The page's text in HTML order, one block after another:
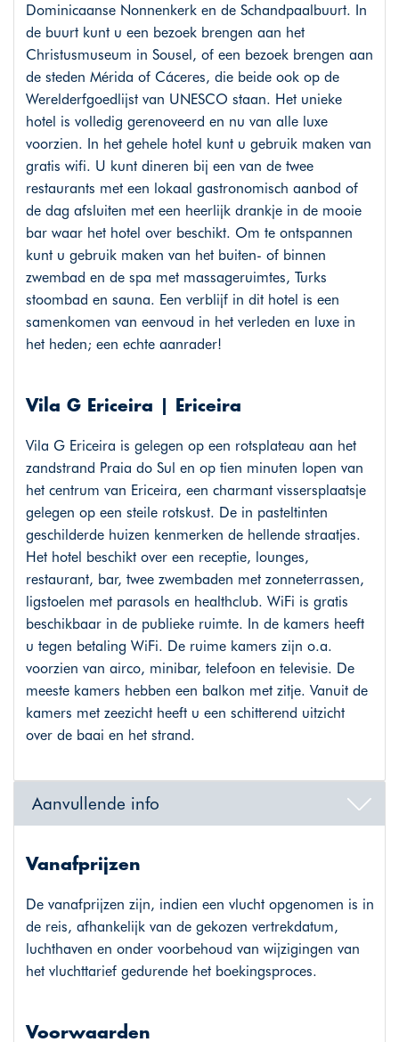
Dominicaanse Nonnenkerk en de Schandpaalbuurt. In
de buurt kunt u een bezoek brengen aan het
Christusmuseum in Sousel, of een bezoek brengen aan
de steden Mérida of Cáceres, die beide ook op de
Werelderfgoedlijst van UNESCO staan. Het unieke
hotel is volledig gerenoveerd en nu van alle luxe
voorzien. In het gehele hotel kunt u gebruik maken van
gratis wifi. U kunt dineren bij een van de twee
restaurants met een lokaal gastronomisch aanbod of
de dag afsluiten met een heerlijk drankje in de mooie
bar waar het hotel over beschikt. Om te ontspannen
kunt u gebruik maken van het buiten- of binnen
zwembad en de spa met massageruimtes, Turks
stoombad en sauna. Een verblijf in dit hotel is een
samenkomen van eenvoud in het verleden en luxe in
het heden; een echte aanrader!
Vila G Ericeira | Ericeira
Vila G Ericeira is gelegen op een rotsplateau aan het
zandstrand Praia do Sul en op tien minuten lopen van
het centrum van Ericeira, een charmant vissersplaatsje
gelegen op een steile rotskust. De in pasteltinten
geschilderde huizen kenmerken de hellende straatjes.
Het hotel beschikt over een receptie, lounges,
restaurant, bar, twee zwembaden met zonneterrassen,
ligstoelen met parasols en healthclub. WiFi is gratis
beschikbaar in de publieke ruimte. In de kamers heeft
u tegen betaling WiFi. De ruime kamers zijn o.a.
voorzien van airco, minibar, telefoon en televisie. De
meeste kamers hebben een balkon met zitje. Vanuit de
kamers met zeezicht heeft u een schitterend uitzicht
over de baai en het strand.
Aanvullende info
Vanafprijzen
De vanafprijzen zijn, indien een vlucht opgenomen is in
de reis, afhankelijk van de gekozen vertrekdatum,
luchthaven en onder voorbehoud van wijzigingen van
het vluchttarief gedurende het boekingsproces.
Voorwaarden